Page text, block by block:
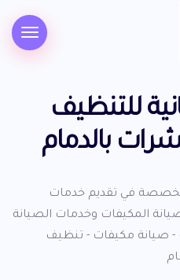
للتنظيف
بالدمام
في تقديم خدمات
المكيفات وخدمات الصيانة
صيانة مكيفات - تنظيف